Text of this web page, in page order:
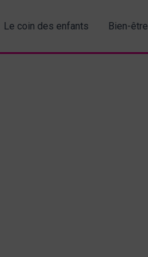
Le coin des enfants Bien-être